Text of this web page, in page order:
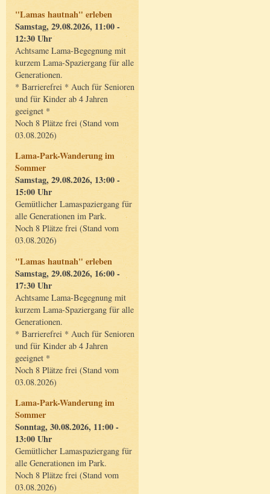
"Lamas hautnah" erleben
Samstag, 29.08.2026, 11:00 -
12:30 Uhr
Achtsame Lama-Begegnung mit
kurzem Lama-Spaziergang für alle
Generationen.
* Barrierefrei * Auch für Senioren
und für Kinder ab 4 Jahren
geeignet *
Noch 8 Plätze frei (Stand vom
03.08.2026)
Lama-Park-Wanderung im
Sommer
Samstag, 29.08.2026, 13:00 -
15:00 Uhr
Gemütlicher Lamaspaziergang für
alle Generationen im Park.
Noch 8 Plätze frei (Stand vom
03.08.2026)
"Lamas hautnah" erleben
Samstag, 29.08.2026, 16:00 -
17:30 Uhr
Achtsame Lama-Begegnung mit
kurzem Lama-Spaziergang für alle
Generationen.
* Barrierefrei * Auch für Senioren
und für Kinder ab 4 Jahren
geeignet *
Noch 8 Plätze frei (Stand vom
03.08.2026)
Lama-Park-Wanderung im
Sommer
Sonntag, 30.08.2026, 11:00 -
13:00 Uhr
Gemütlicher Lamaspaziergang für
alle Generationen im Park.
Noch 8 Plätze frei (Stand vom
03.08.2026)